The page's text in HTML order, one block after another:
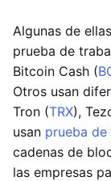
Algunas de
prueba de
Bitcoin Cash (
Otros usan
Tron (TRX),
usan prueba
cadenas de
las empresas